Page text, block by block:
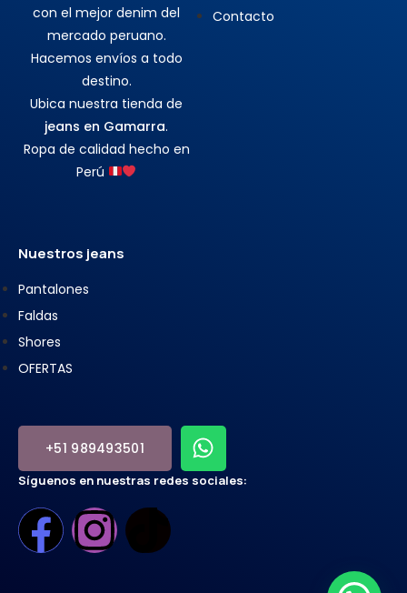
con el mejor denim del
mercado peruano.
Hacemos envíos a todo
destino.
Ubica nuestra tienda de
jeans en Gamarra.
Ropa de calidad hecho en
Perú
Contacto
Nuestros jeans
Pantalones
Faldas
Shores
OFERTAS
+51 989493501
Síguenos en nuestras redes sociales: